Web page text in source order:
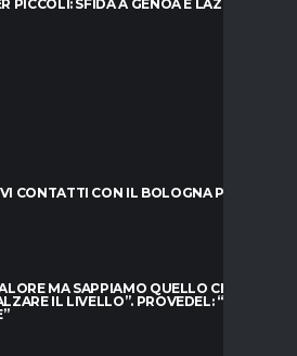
PICCOLI: SFIDA A GENOA E LAZIO,
CONTATTI CON IL BOLOGNA PER IL
MA SAPPIAMO QUELLO CHE
IL LIVELLO”. PROVEDEL: “MESE